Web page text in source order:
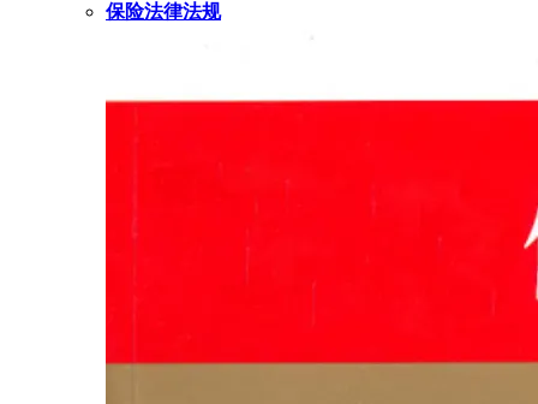
保险法律法规